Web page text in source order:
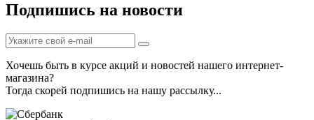
Подпишись на новости
Хочешь быть в курсе акций и новостей нашего интернет-
магазина?
Тогда скорей подпишись на нашу рассылку...